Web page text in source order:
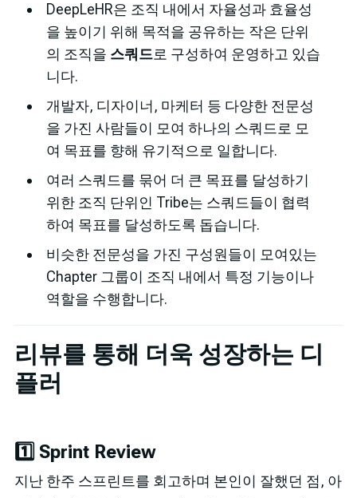
DeepLeHR은 조직 내에서 자율성과 효율성
을 높이기 위해 목적을 공유하는 작은 단위
의 조직을 스쿼드로 구성하여 운영하고 있습
니다.
개발자, 디자이너, 마케터 등 다양한 전문성
을 가진 사람들이 모여 하나의 스쿼드로 모
여 목표를 향해 유기적으로 일합니다.
여러 스쿼드를 묶어 더 큰 목표를 달성하기
위한 조직 단위인 Tribe는 스쿼드들이 협력
하여 목표를 달성하도록 돕습니다.
비슷한 전문성을 가진 구성원들이 모여있는
Chapter 그룹이 조직 내에서 특정 기능이나
역할을 수행합니다.
리뷰를 통해 더욱 성장하는 디
플러
1️⃣ Sprint Review
지난 한주 스프린트를 회고하며 본인이 잘했던 점, 아